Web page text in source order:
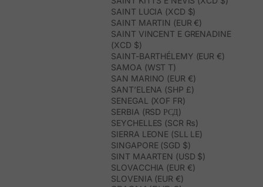
SAINT LUCIA (XCD $)
SAINT MARTIN (EUR €)
SAINT VINCENT E GRENADINE
(XCD $)
SAINT-BARTHÉLEMY (EUR €)
SAMOA (WST T)
SAN MARINO (EUR €)
SANT’ELENA (SHP £)
SENEGAL (XOF FR)
SERBIA (RSD РСД)
SEYCHELLES (SCR ₨)
SIERRA LEONE (SLL LE)
SINGAPORE (SGD $)
SINT MAARTEN (USD $)
SLOVACCHIA (EUR €)
SLOVENIA (EUR €)